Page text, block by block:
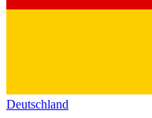
Deutschland